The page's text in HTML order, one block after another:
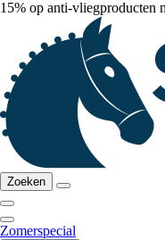
15% op anti-vliegproducten
Zoeken
Zomerspecial